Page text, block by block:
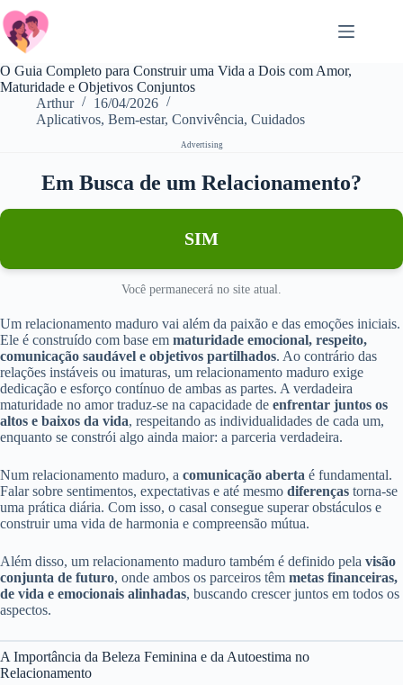
Salta
al
contenuto
O Guia Completo para Construir uma Vida a Dois com Amor,
Maturidade e Objetivos Conjuntos
Arthur
16/04/2026
Aplicativos, Bem-estar, Convivência, Cuidados
Advertising
Em Busca de um Relacionamento?
SIM
Você permanecerá no site atual.
Um relacionamento maduro vai além da paixão e das emoções iniciais.
Ele é construído com base em maturidade emocional, respeito,
comunicação saudável e objetivos partilhados. Ao contrário das
relações instáveis ou imaturas, um relacionamento maduro exige
dedicação e esforço contínuo de ambas as partes. A verdadeira
maturidade no amor traduz-se na capacidade de enfrentar juntos os
altos e baixos da vida, respeitando as individualidades de cada um,
enquanto se constrói algo ainda maior: a parceria verdadeira.
Num relacionamento maduro, a comunicação aberta é fundamental.
Falar sobre sentimentos, expectativas e até mesmo diferenças torna-se
uma prática diária. Com isso, o casal consegue superar obstáculos e
construir uma vida de harmonia e compreensão mútua.
Além disso, um relacionamento maduro também é definido pela visão
conjunta de futuro, onde ambos os parceiros têm metas financeiras,
de vida e emocionais alinhadas, buscando crescer juntos em todos os
aspectos.
A Importância da Beleza Feminina e da Autoestima no
Relacionamento